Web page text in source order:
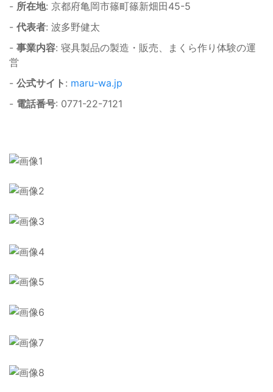
- 所在地: 京都府亀岡市篠町篠新畑田45-5
- 代表者: 波多野健太
- 事業内容: 寝具製品の製造・販売、まくら作り体験の運
営
- 公式サイト : maru-wa.jp
- 電話番号: 0771-22-7121